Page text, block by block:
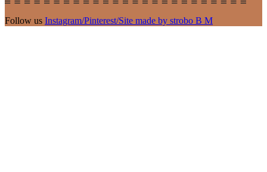
Follow us Instagram/Pinterest/Site made by strobo B M